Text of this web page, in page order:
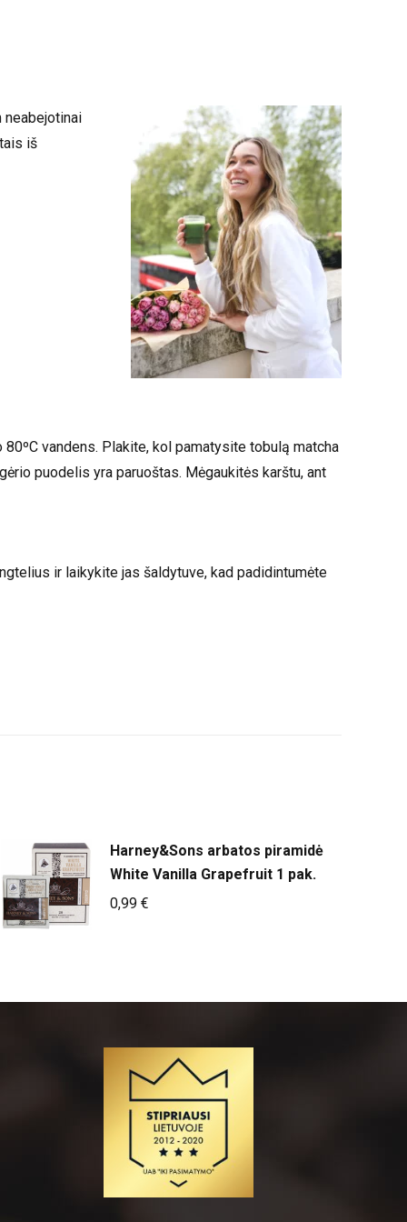
neabejotinai
iš
vandens. Plakite, kol pamatysite tobulą matcha
puodelis yra paruoštas. Mėgaukitės karštu, ant
ir laikykite jas šaldytuve, kad padidintumėte
Harney&Sons arbatos piramidė
White Vanilla Grapefruit 1 pak.
0,99 €